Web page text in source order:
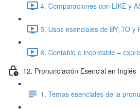
4. Comparaciones con LIKE y
5. Usos esenciales de BY, TO
6. Contable e incontable –
12. Pronunciación Esencial en Inglés
1. Temas esenciales de la